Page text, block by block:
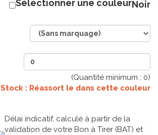
Sélectionner une couleurNoir
(Quantité minimum : 0)
Stock : Réassort le dans cette couleur
Délai indicatif, calculé à partir de la
validation de votre Bon à Tirer (BAT) et